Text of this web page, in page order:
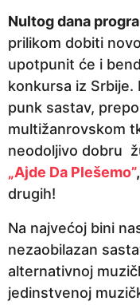
Nultog dana
prilikom dobiti
upotpunit će i bend
konkursa iz Srbije.
punk sastav,
multižanrovskom
neodoljivo dobru
„Ajde Da Plešemo”,
drugih!
Na najvećoj bini
nezaobilazan
alternativnoj
jedinstvenoj